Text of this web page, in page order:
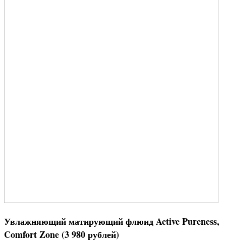
Увлажняющий матирующий флюид Active Pureness,
Comfort Zone (3 980 рублей)